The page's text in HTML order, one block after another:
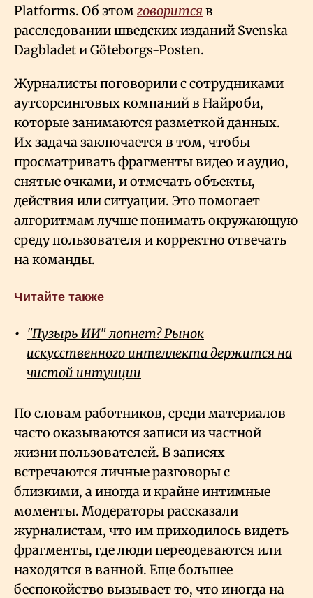
Platforms. Об этомговорится в
расследовании шведских изданий Svenska
Dagbladet и Göteborgs‑Posten.
Журналисты поговорили с сотрудниками
аутсорсинговых компаний в Найроби,
которые занимаются разметкой данных.
Их задача заключается в том, чтобы
просматривать фрагменты видео и аудио,
снятые очками, и отмечать объекты,
действия или ситуации. Это помогает
алгоритмам лучше понимать окружающую
среду пользователя и корректно отвечать
на команды.
Читайте также
"Пузырь ИИ" лопнет? Рынок
искусственного интеллекта держится на
чистой интуиции
По словам работников, среди материалов
часто оказываются записи из частной
жизни пользователей. В записях
встречаются личные разговоры с
близкими, а иногда и крайне интимные
моменты. Модераторы рассказали
журналистам, что им приходилось видеть
фрагменты, где люди переодеваются или
находятся в ванной. Еще большее
беспокойство вызывает то, что иногда на